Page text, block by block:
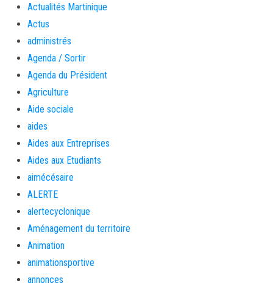
Actualités Martinique
Actus
administrés
Agenda / Sortir
Agenda du Président
Agriculture
Aide sociale
aides
Aides aux Entreprises
Aides aux Etudiants
aimécésaire
ALERTE
alertecyclonique
Aménagement du territoire
Animation
animationsportive
annonces